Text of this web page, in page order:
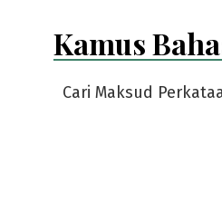
Kamus
Cari Maksud